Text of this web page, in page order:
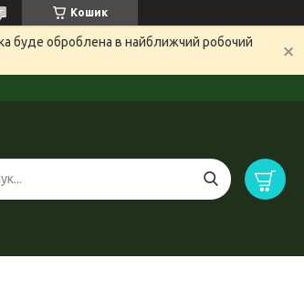
Кошик
буде оброблена в найближчий робочий